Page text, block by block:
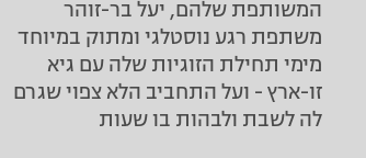
המשותפת שלהם, יעל בר-זוהר
משתפת רגע נוסטלגי ומתוק במיוחד
מימי תחילת הזוגיות שלה עם גיא
זו-ארץ - ועל התחביב הלא צפוי שגרם
לה לשבת ולבהות בו שעות